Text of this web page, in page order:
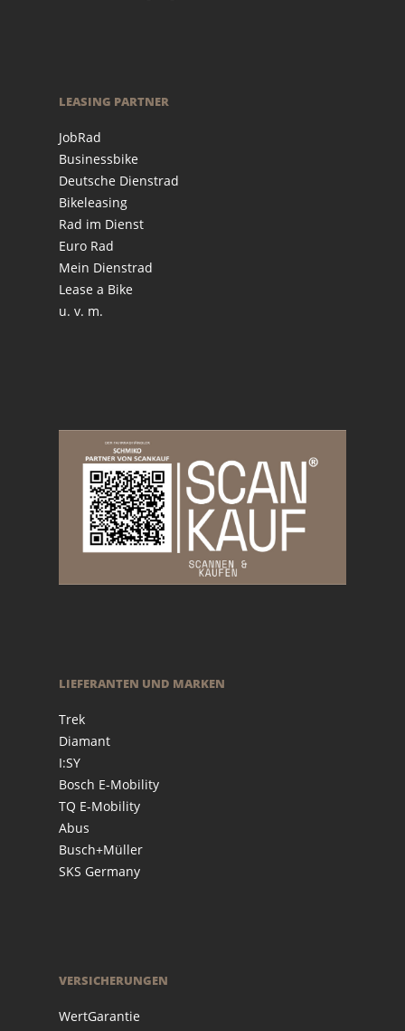
LEASING PARTNER
JobRad
Businessbike
Deutsche Dienstrad
Bikeleasing
Rad im Dienst
Euro Rad
Mein Dienstrad
Lease a Bike
u. v. m.
LIEFERANTEN UND MARKEN
Trek
Diamant
I:SY
Bosch E-Mobility
TQ E-Mobility
Abus
Busch+Müller
SKS Germany
VERSICHERUNGEN
WertGarantie